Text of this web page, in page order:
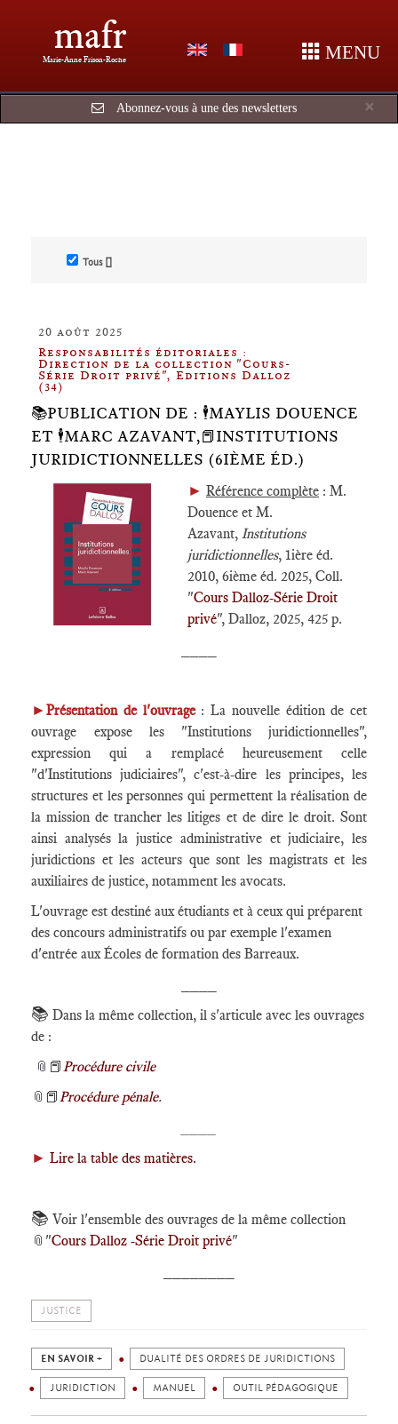
mafr
Marie-Anne Frison-Roche MENU
×
Abonnez-vous à une des newsletters
Tous []
20 août 2025
Responsabilités éditoriales :
Direction de la collection "Cours-
Série Droit privé", Editions Dalloz
(34)
📚PUBLICATION DE : 🕴️MAYLIS DOUENCE
ET 🕴️MARC AZAVANT,📕INSTITUTIONS
JURIDICTIONNELLES (6IÈME ÉD.)
► Référence complète : M.
Douence et M.
Azavant, Institutions
juridictionnelles, 1ière éd.
2010, 6ième éd. 2025, Coll.
"Cours Dalloz-Série Droit
privé", Dalloz, 2025, 425 p.
► Présentation de l'ouvrage: La nouvelle édition de cet
ouvrage expose les "Institutions juridictionnelles",
expression qui a remplacé heureusement celle
"d'Institutions judiciaires", c'est-à-dire les principes, les
structures et les personnes qui permettent la réalisation de
la mission de trancher les litiges et de dire le droit. Sont
ainsi analysés la justice administrative et judiciaire, les
juridictions et les acteurs que sont les magistrats et les
auxiliaires de justice, notamment les avocats.
L'ouvrage est destiné aux étudiants et à ceux qui préparent
des concours administratifs ou par exemple l'examen
d'entrée aux Écoles de formation des Barreaux.
📚 Dans la même collection, il s'articule avec les ouvrages
de :
📎 📕Procédure civile
📎 📕Procédure pénale.
► Lire la table des matières.
📚 Voir l'ensemble des ouvrages de la même collection
📎 "Cours Dalloz -Série Droit privé"
JUSTICE
EN SAVOIR + DUALITÉ DES ORDRES DE JURIDICTIONS
JURIDICTION MANUEL OUTIL PÉDAGOGIQUE